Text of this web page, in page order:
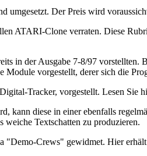
umgesetzt. Der Preis wird
ATARI-Clone verraten. Diese
in der Ausgabe 7-8/97 vorstellten.
vorgestellt, derer sich die
Tracker, vorgestellt. Lesen Sie
kann diese in einer ebenfalls
weiche Textschatten zu produzieren.
Crews" gewidmet. Hier